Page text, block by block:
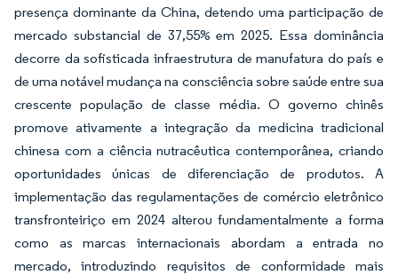
presença dominante da China, detendo uma participação de
mercado substancial de 37,55% em 2025. Essa dominância
decorre da sofisticada infraestrutura de manufatura do país e
de uma notável mudança na consciência sobre saúde entre sua
crescente população de classe média. O governo chinês
promove ativamente a integração da medicina tradicional
chinesa com a ciência nutracêutica contemporânea, criando
oportunidades únicas de diferenciação de produtos. A
implementação das regulamentações de comércio eletrônico
transfronteiriço em 2024 alterou fundamentalmente a forma
como as marcas internacionais abordam a entrada no
mercado, introduzindo requisitos de conformidade mais